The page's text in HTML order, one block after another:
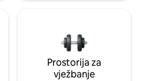
Prostorija za
vježbanje